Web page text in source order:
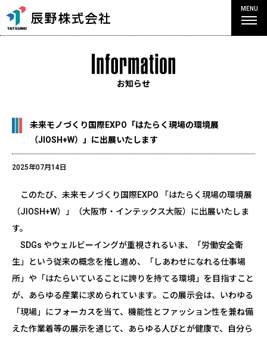
MENU
お知らせ
未来モノづくり国際EXPO「はたらく現場の環境展
（JIOSH+W）」に出展いたします
2025年07月14日
このたび、未来モノづくり国際EXPO 「はたらく現場の環境展
（JIOSH+W）」（大阪市・インテックス大阪）に出展いたしま
す。
SDGs やウェルビーイングが重視されるいま、「労働安全衛
生」という従来の概念を推し進め、「しあわせになれる仕事場
所」や「はたらいていることに誇りを持てる環境」を目指すこと
が、あらゆる産業に求められています。この展示会は、いわゆる
「現場」にフォーカスを当て、機能性とファッション性を兼ね備
えた作業着等の展示を通じて、あらゆる人びとが健康で、自分ら